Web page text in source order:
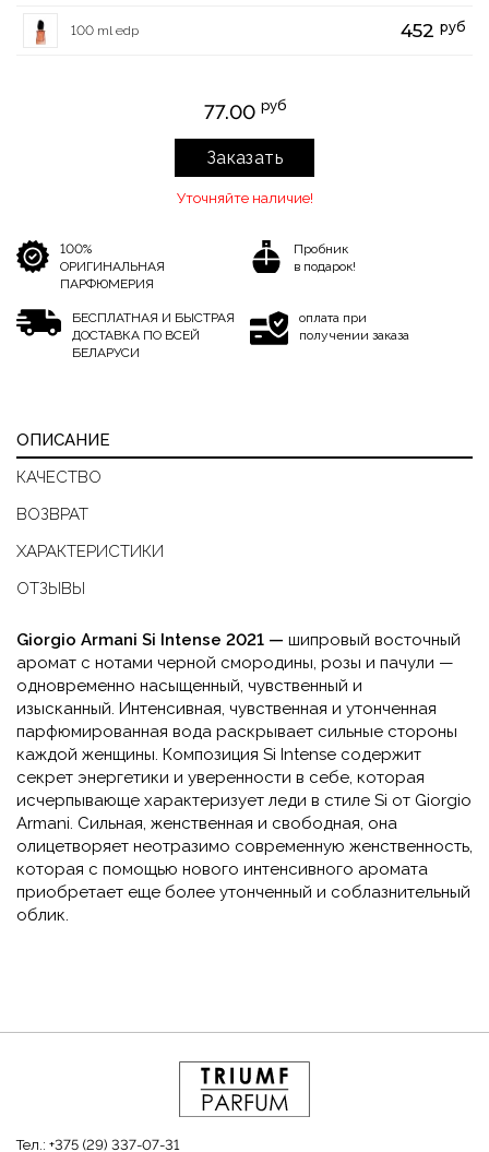
100 ml edp 452 руб
77.00 руб
Заказать
Уточняйте наличие!
100%
ОРИГИНАЛЬНАЯ
ПАРФЮМЕРИЯ
Пробник
в подарок!
БЕСПЛАТНАЯ И БЫСТРАЯ
ДОСТАВКА ПО ВСЕЙ
БЕЛАРУСИ
оплата при
получении заказа
ОПИСАНИЕ
КАЧЕСТВО
ВОЗВРАТ
ХАРАКТЕРИСТИКИ
ОТЗЫВЫ
Giorgio Armani Si Intense 2021 — шипровый восточный
аромат с нотами черной смородины, розы и пачули —
одновременно насыщенный, чувственный и
изысканный. Интенсивная, чувственная и утонченная
парфюмированная вода раскрывает сильные стороны
каждой женщины. Композиция Si Intense содержит
секрет энергетики и уверенности в себе, которая
исчерпывающе характеризует леди в стиле Si от Giorgio
Armani. Сильная, женственная и свободная, она
олицетворяет неотразимо современную женственность,
которая с помощью нового интенсивного аромата
приобретает еще более утонченный и соблазнительный
облик.
Тел.: +375 (29) 337-07-31